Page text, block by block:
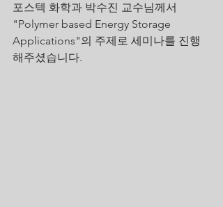
포스텍 화학과 박수진 교수님께서
"Polymer based Energy Storage
Applications"의 주제로 세미나를 진행
해주셨습니다.